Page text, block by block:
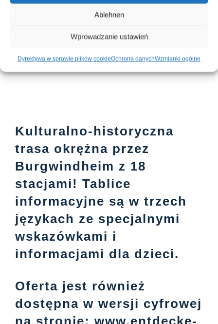
Ablehnen
Wprowadzanie ustawień
Dyrektywa w sprawie plików cookieOchrona danychWzmianki ogólne
Kulturalno-historyczna
trasa okrężna przez
Burgwindheim z 18
stacjami! Tablice
informacyjne są w trzech
językach ze specjalnymi
wskazówkami i
informacjami dla dzieci.
Oferta jest również
dostępna w wersji cyfrowej
na stronie:www.entdecke-